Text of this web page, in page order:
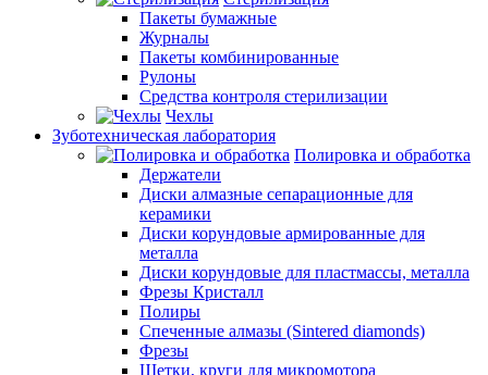
Пакеты бумажные
Журналы
Пакеты комбинированные
Рулоны
Средства контроля стерилизации
Чехлы
Зуботехническая лаборатория
Полировка и обработка
Держатели
Диски алмазные сепарационные для
керамики
Диски корундовые армированные для
металла
Диски корундовые для пластмассы, металла
Фрезы Кристалл
Полиры
Спеченные алмазы (Sintered diamonds)
Фрезы
Щетки, круги для микромотора